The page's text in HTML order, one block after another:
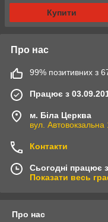
Купити
Про нас
99% позитивних з
Працює з
м. Біла Церква
вул.
Контакти
Сьогодні працює
Показати весь
Про нас